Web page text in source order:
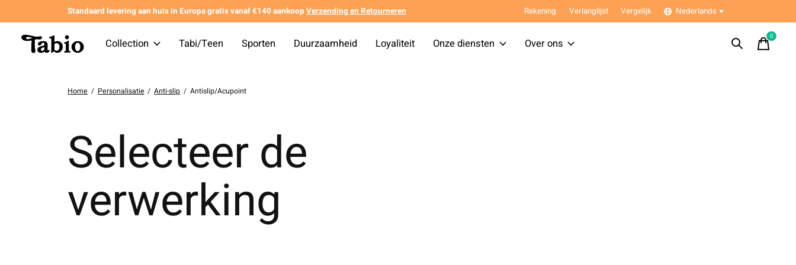
Standaard levering aan huis in Europa gratis vanaf €140 aankoop Verzending en Retourneren Rekening Verlanglijst Vergelijk Nederlands
Collection Tabi/Teen Sporten Duurzaamheid Loyaliteit Onze diensten Over ons
0items
Home / Personalisatie / Anti-slip / Antislip/Acupoint
Selecteer de
verwerking